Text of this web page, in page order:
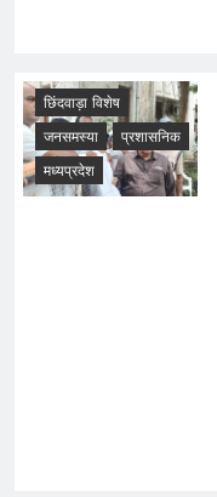
छिंदवाड़ा विशेष
जनसमस्या
प्रशासनिक
मध्यप्रदेश